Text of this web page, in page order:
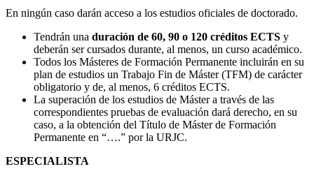
En ningún caso darán acceso a los estudios oficiales de doctorado.
Tendrán una duración de 60, 90 o 120 créditos ECTS y
deberán ser cursados durante, al menos, un curso académico.
Todos los Másteres de Formación Permanente incluirán en su
plan de estudios un Trabajo Fin de Máster (TFM) de carácter
obligatorio y de, al menos, 6 créditos ECTS.
La superación de los estudios de Máster a través de las
correspondientes pruebas de evaluación dará derecho, en su
caso, a la obtención del Título de Máster de Formación
Permanente en “….” por la URJC.
ESPECIALISTA